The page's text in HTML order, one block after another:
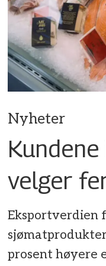
Nyheter
velger
Eksportverdien
prosent høyere